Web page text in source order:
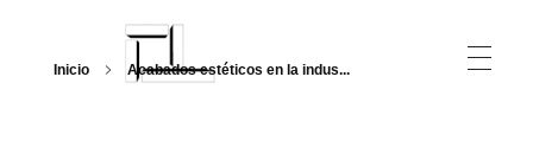
Inicio Acabados estéticos en la indus...